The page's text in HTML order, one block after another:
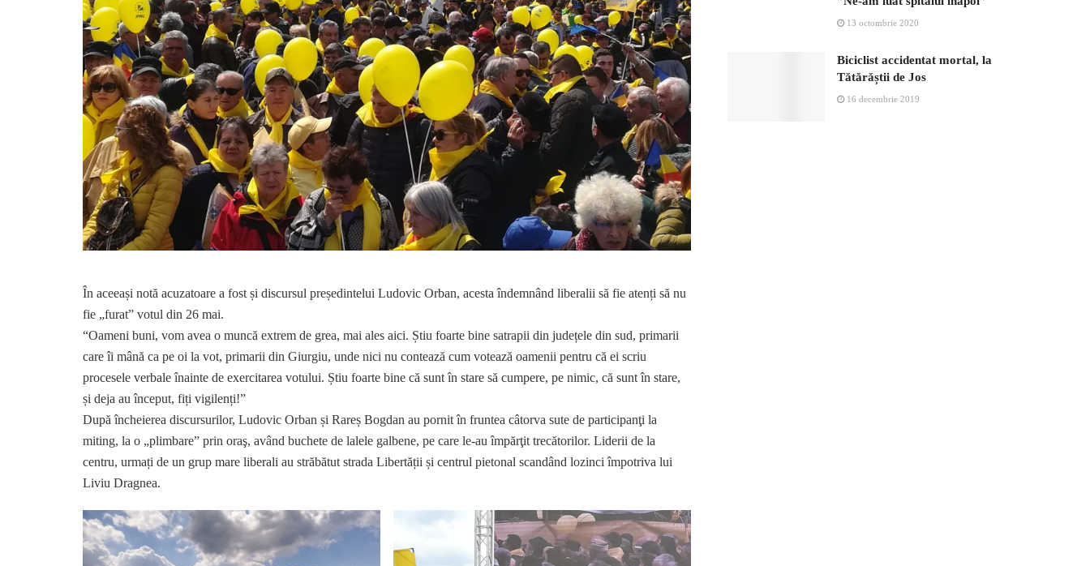
În aceeași notă acuzatoare a fost și discursul președintelui Ludovic Orban, acesta îndemnând liberalii să fie atenți să nu
fie „furat” votul din 26 mai.
“Oameni buni, vom avea o muncă extrem de grea, mai ales aici. Știu foarte bine satrapii din județele din sud, primarii
care îi mână ca pe oi la vot, primarii din Giurgiu, unde nici nu contează cum votează oamenii pentru că ei scriu
procesele verbale înainte de exercitarea votului. Știu foarte bine că sunt în stare să cumpere, pe nimic, că sunt în stare,
și deja au început, fiți vigilenți!”
După încheierea discursurilor, Ludovic Orban și Rareș Bogdan au pornit în fruntea câtorva sute de participanţi la
miting, la o „plimbare” prin oraş, având buchete de lalele galbene, pe care le-au împărţit trecătorilor. Liderii de la
centru, urmați de un grup mare liberali au străbătut strada Libertății și centrul pietonal scandând lozinci împotriva lui
Liviu Dragnea.
13 octombrie 2020
Biciclist accidentat mortal, la
Tătărăștii de Jos
16 decembrie 2019